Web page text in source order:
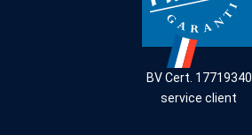
BV Cert. 17719340
service client